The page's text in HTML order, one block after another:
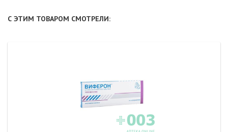
С ЭТИМ ТОВАРОМ СМОТРЕЛИ: